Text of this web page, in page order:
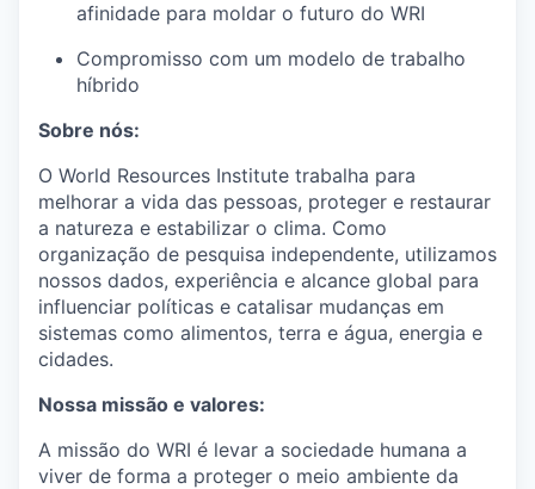
afinidade para moldar o futuro do WRI
Compromisso com um modelo de trabalho
híbrido
Sobre nós:
O World Resources Institute trabalha para
melhorar a vida das pessoas, proteger e restaurar
a natureza e estabilizar o clima. Como
organização de pesquisa independente, utilizamos
nossos dados, experiência e alcance global para
influenciar políticas e catalisar mudanças em
sistemas como alimentos, terra e água, energia e
cidades.
Nossa missão e valores:
A missão do WRI é levar a sociedade humana a
viver de forma a proteger o meio ambiente da